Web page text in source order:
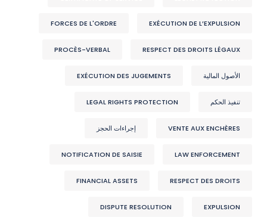
EXÉCUTION DE L’EXPULSION
FORCES DE L'ORDRE
RESPECT DES DROITS LÉGAUX
PROCÈS-VERBAL
الأصول المالية EXÉCUTION DES JUGEMENTS
تنفيذ الحكم LEGAL RIGHTS PROTECTION
VENTE AUX ENCHÈRES إجراءات الحجز
LAW ENFORCEMENT
NOTIFICATION DE SAISIE
RESPECT DES DROITS
FINANCIAL ASSETS
EXPULSION
DISPUTE RESOLUTION